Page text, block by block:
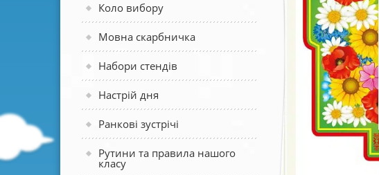
Коло вибору
Мовна скарбничка
Набори стендів
Настрій дня
Ранкові зустрічі
Рутини та правила нашого
класу